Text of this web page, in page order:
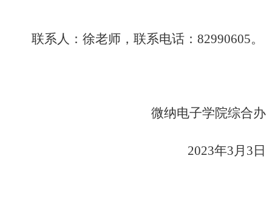
联系人：徐老师，联系电话：82990605。
微纳电子学院综合办
2023年3月 3 日